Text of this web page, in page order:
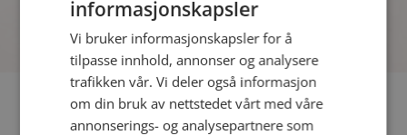
Fler single
informasjonskapsler
Vi bruker informasjonskapsler for å
tilpasse innhold, annonser og analysere
trafikken vår. Vi deler også informasjon
om din bruk av nettstedet vårt med våre
annonserings- og analysepartnere som